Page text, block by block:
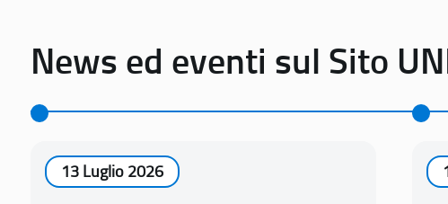
News ed eventi sul Sito
13 Luglio 2026